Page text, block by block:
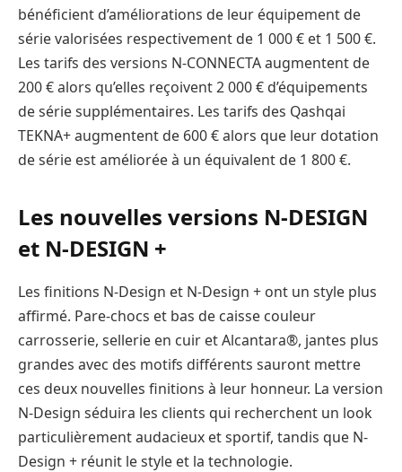
bénéficient d’améliorations de leur équipement de
série valorisées respectivement de 1 000 € et 1 500 €.
Les tarifs des versions N-CONNECTA augmentent de
200 € alors qu’elles reçoivent 2 000 € d’équipements
de série supplémentaires. Les tarifs des Qashqai
TEKNA+ augmentent de 600 € alors que leur dotation
de série est améliorée à un équivalent de 1 800 €.
Les nouvelles versions N-DESIGN
et N-DESIGN +
Les finitions N-Design et N-Design + ont un style plus
affirmé. Pare-chocs et bas de caisse couleur
carrosserie, sellerie en cuir et Alcantara®, jantes plus
grandes avec des motifs différents sauront mettre
ces deux nouvelles finitions à leur honneur. La version
N-Design séduira les clients qui recherchent un look
particulièrement audacieux et sportif, tandis que N-
Design + réunit le style et la technologie.